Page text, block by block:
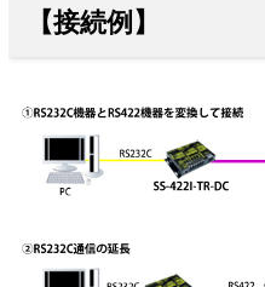
【接続例】